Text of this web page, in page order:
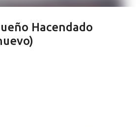
Hydra Deliplus
(nuevo)
Hacendado